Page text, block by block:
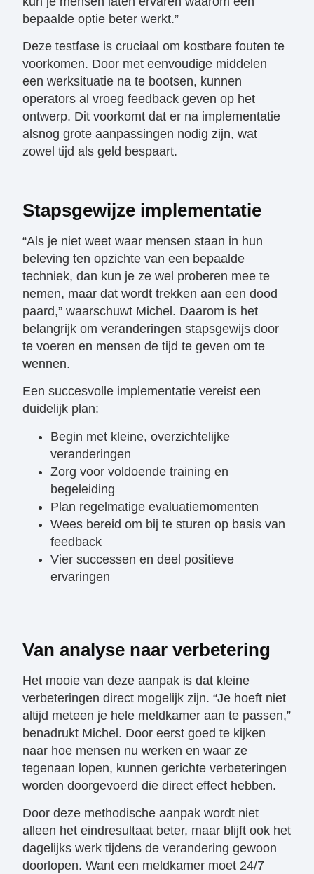
bepaalde optie beter werkt.”
Deze testfase is cruciaal om kostbare fouten te
voorkomen. Door met eenvoudige middelen
een werksituatie na te bootsen, kunnen
operators al vroeg feedback geven op het
ontwerp. Dit voorkomt dat er na implementatie
alsnog grote aanpassingen nodig zijn, wat
zowel tijd als geld bespaart.
Stapsgewijze implementatie
“Als je niet weet waar mensen staan in hun
beleving ten opzichte van een bepaalde
techniek, dan kun je ze wel proberen mee te
nemen, maar dat wordt trekken aan een dood
paard,” waarschuwt Michel. Daarom is het
belangrijk om veranderingen stapsgewijs door
te voeren en mensen de tijd te geven om te
wennen.
Een succesvolle implementatie vereist een
duidelijk plan:
Begin met kleine, overzichtelijke
veranderingen
Zorg voor voldoende training en
begeleiding
Plan regelmatige evaluatiemomenten
Wees bereid om bij te sturen op basis van
feedback
Vier successen en deel positieve
ervaringen
Van analyse naar verbetering
Het mooie van deze aanpak is dat kleine
verbeteringen direct mogelijk zijn. “Je hoeft niet
altijd meteen je hele meldkamer aan te passen,”
benadrukt Michel. Door eerst goed te kijken
naar hoe mensen nu werken en waar ze
tegenaan lopen, kunnen gerichte verbeteringen
worden doorgevoerd die direct effect hebben.
Door deze methodische aanpak wordt niet
alleen het eindresultaat beter, maar blijft ook het
dagelijks werk tijdens de verandering gewoon
doorlopen. Want een meldkamer moet 24/7